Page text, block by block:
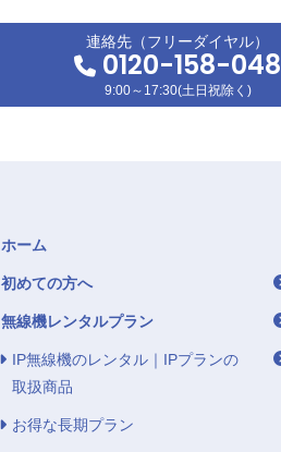
連絡先（フリーダイヤル）
0120-158-048
9:00～17:30(土日祝除く)
ホーム
初めての方へ
無線機レンタルプラン
IP無線機のレンタル｜IPプランの
取扱商品
お得な長期プラン